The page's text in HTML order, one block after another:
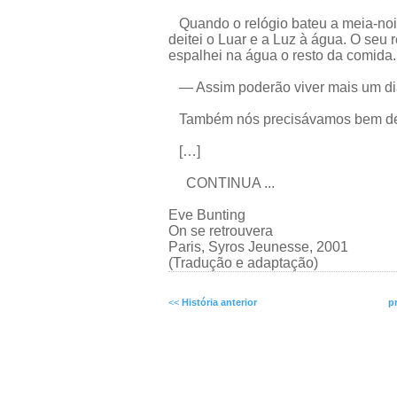
Quando o relógio bateu a meia-
deitei o Luar e a Luz à água. O seu
espalhei na água o resto da comida.
— Assim poderão viver mais um
Também nós precisávamos bem
[…]
CONTINUA ...
Eve Bunting
On se retrouvera
Paris, Syros Jeunesse, 2001
(Tradução e adaptação)
<< História anterior